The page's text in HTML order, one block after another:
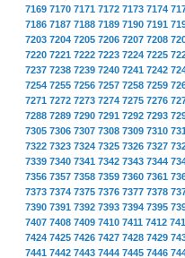
7169 7170 7171 7172 7173 7174
7186 7187 7188 7189 7190 7191
7203 7204 7205 7206 7207 7208
7220 7221 7222 7223 7224 7225
7237 7238 7239 7240 7241 7242
7254 7255 7256 7257 7258 7259
7271 7272 7273 7274 7275 7276
7288 7289 7290 7291 7292 7293
7305 7306 7307 7308 7309 7310
7322 7323 7324 7325 7326 7327
7339 7340 7341 7342 7343 7344
7356 7357 7358 7359 7360 7361
7373 7374 7375 7376 7377 7378
7390 7391 7392 7393 7394 7395
7407 7408 7409 7410 7411 7412
7424 7425 7426 7427 7428 7429
7441 7442 7443 7444 7445 7446